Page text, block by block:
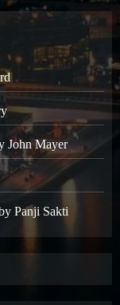
John Mayer
Panji Sakti